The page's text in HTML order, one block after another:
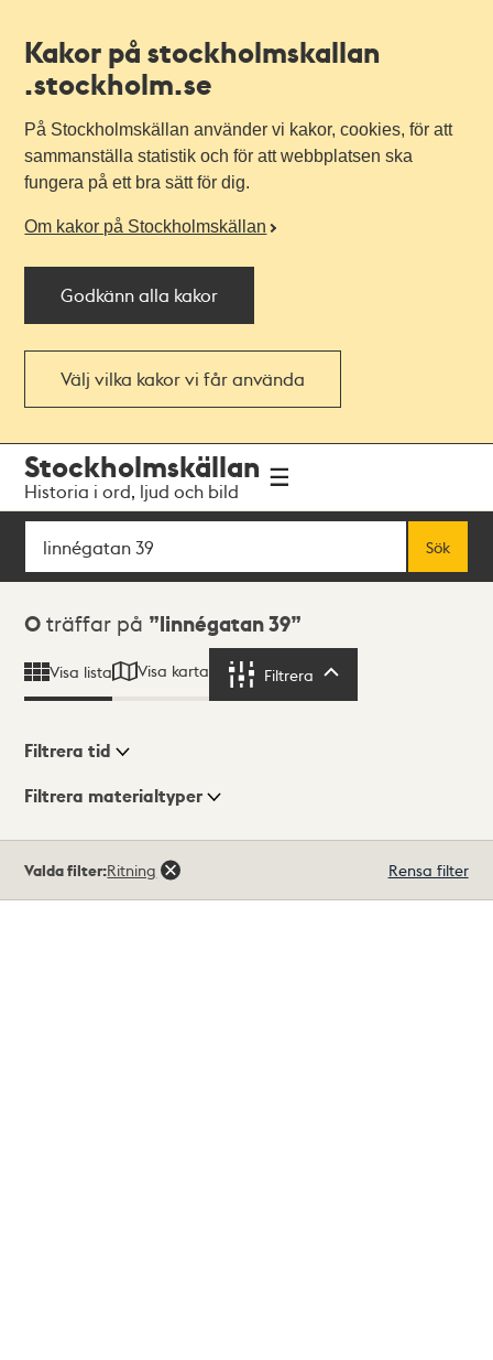
Kakor på stockholmskallan
.stockholm.se
På Stockholmskällan använder vi kakor, cookies, för att
sammanställa statistik och för att webbplatsen ska
fungera på ett bra sätt för dig.
Om kakor på Stockholmskällan
Godkänn alla kakor
Välj vilka kakor vi får använda
navigationen
huvudinnehållet
Stockholmskällan
Historia i ord, ljud och bild
Sök
Sök
Sökresultat
0 träffar på linnégatan 39
Visa lista Visa karta Filtrera
Visningsläge
Filtrera tid
Filtrera materialtyper
träffar
Valda filter:Ritning Rensa filter